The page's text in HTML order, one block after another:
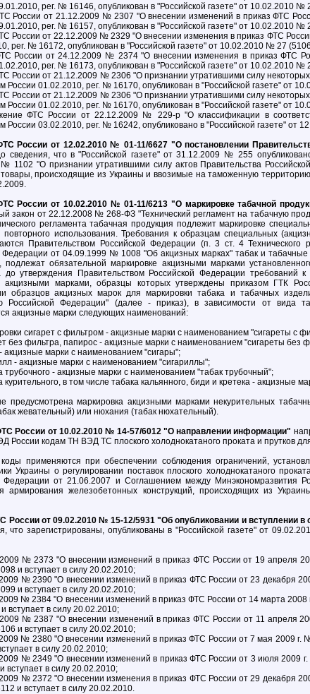
peг. № 16146, опубликован в "Российской газете" от 10.02.2010 №
России от 21.12.2009 № 2307 "О внесении изменений в приказ ФТС
peг. № 16157, опубликован в "Российской газете" от 10.02.2010 №
России от 22.12.2009 № 2329 "О внесении изменения в приказ ФТС
peг. № 16172, опубликован в "Российской газете" от 10.02.2010 № 27
России от 24.12.2009 № 2374 "О внесении изменения в приказ ФТС
peг. № 16173, опубликован в "Российской газете" от 10.02.2010 №
России от 21.12.2009 № 2306 "О признании утратившими силу
России 01.02.2010, peг. № 16170, опубликован в "Российской газете" от
России от 21.12.2009 № 2306 "О признании утратившими силу
России 01.02.2010, peг. № 16170, опубликован в "Российской газете" от
ФТС России от 22.12.2009 № 229-р "О классификации в
России 03.02.2010, peг. № 16242, опубликовано в "Российской газете" от
России от 12.02.2010 № 01-11/6627 "О постановлении
сведения, что в "Российской газете" от 31.12.2009 № 255
1102 "О признании утратившими силу актов Правительства
происходящие из Украины и ввозимые на таможенную
России от 10.02.2010 № 01-11/6213 "О маркировке табачной
закон от 22.12.2008 № 268-ФЗ "Технический регламент на табачную
регламента табачная продукция подлежит маркировке
повторного использования. Требования к образцам специальных
Правительством Российской Федерации (п. 3 ст. 4
Федерации от 04.09.1999 № 1008 "Об акцизных марках" табак и
подлежат обязательной маркировке акцизными марками
до утверждения Правительством Российской Федерации требований
акцизными марками, образцы которых утверждены приказом ГТК
образцов акцизных марок для маркировки табака и табачных
Российской Федерации" (далее - приказ), в зависимости от вида
акцизные марки следующих наименований:
сигарет с фильтром - акцизные марки с наименованием "сигареты с
без фильтра, папирос - акцизные марки с наименованием "сигареты без
акцизные марки с наименованием "сигары";
- акцизные марки с наименованием "сигариллы";
трубочного - акцизные марки с наименованием "табак трубочный";
курительного, в том числе табака кальянного, биди и кретека - акцизные
предусмотрена маркировка акцизными марками некурительных
жевательный) или нюхания (табак нюхательный).
России от 10.02.2010 № 14-57/6012 "О направлении информации"
России кодам ТН ВЭД ТС плоского холоднокатаного проката и прутков
применяются при обеспечении соблюдения ограничений,
Украины о регулировании поставок плоского холоднокатаного
Федерации от 21.06.2007 и Соглашением между Минэкономразвития
армирования железобетонных конструкций, происходящих из
России от 09.02.2010 № 15-12/5931 "Об опубликовании и вступлении
что зарегистрированы, опубликованы в "Российской газете" от
№ 2373 "О внесении изменений в приказ ФТС России от 19 апреля
и вступает в силу 20.02.2010;
№ 2390 "О внесении изменений в приказ ФТС России от 23 декабря
и вступает в силу 20.02.2010;
№ 2384 "О внесении изменений в приказ ФТС России от 14 марта
вступает в силу 20.02.2010;
№ 2387 "О внесении изменений в приказ ФТС России от 11 апреля
и вступает в силу 20.02.2010;
№ 2380 "О внесении изменений в приказ ФТС России от 7 мая 2009
в силу 20.02.2010;
№ 2349 "О внесении изменений в приказ ФТС России от 3 июля 2009
вступает в силу 20.02.2010;
№ 2372 "О внесении изменения в приказ ФТС России от 29 декабря
и вступает в силу 20.02.2010.